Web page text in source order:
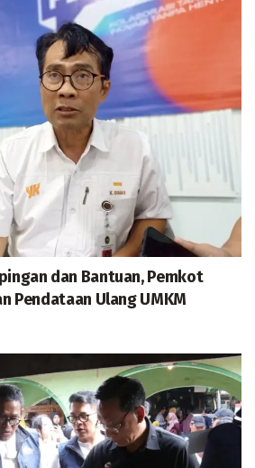
dan Bantuan, Pemkot
Pendataan Ulang UMKM